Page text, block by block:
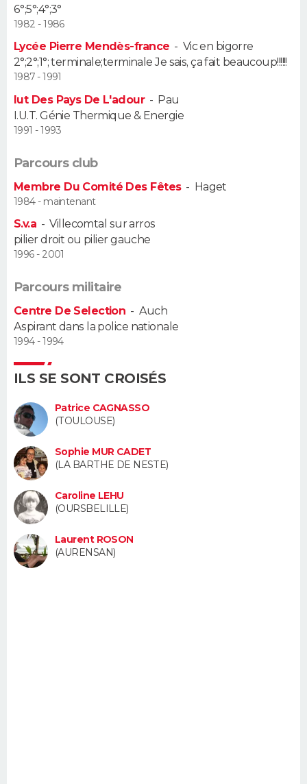
Alimentation
Guide de la santé
Maladies
Médicaments
Sommeil
Destinations
City break
Voyage nature
Voyage de noces
Forum
Climat
+
PHOTO
GUIDES D'ACHAT
BONS PLANS
CARTE DE VOEUX
Carte de Noël
Carte Bonne année
Carte Saint-Valentin
Carte Pâques
Carte d'anniversaire
DICTIONNAIRE
Dictionnaire
Biographies
Citations
Expressions
Proverbes
PROGRAMME TV
COPAINS D'AVANT
S'inscrire
Se connecter
Lycées
Collèges
Primaires
Universités
Entreprises
Service militaire
Avis de recherche
AVIS DE DÉCÈS
Bricolage
Lifestyle
Culture
Sport
Auto
Television
Voyage
Cinema
6°;5°;4°;3°
1982 - 1986
Lycée Pierre Mendès-france - Vic en bigorre
2°;2°;1°; terminale;terminale Je sais, ça fait beaucoup!!!!!!
1987 - 1991
Iut Des Pays De L'adour- Pau
I.U.T. Génie Thermique & Energie
1991 - 1993
Parcours club
Membre Du Comité Des Fêtes- Haget
1984 - maintenant
S.v.a -Villecomtal sur arros
pilier droit ou pilier gauche
1996 - 2001
Parcours militaire
Centre De Selection - Auch
Aspirant dans la police nationale
1994 - 1994
ILS SE SONT CROISÉS
Patrice CAGNASSO
(TOULOUSE)
Sophie MUR CADET
(LA BARTHE DE NESTE)
Caroline LEHU
(OURSBELILLE)
Laurent ROSON
(AURENSAN)